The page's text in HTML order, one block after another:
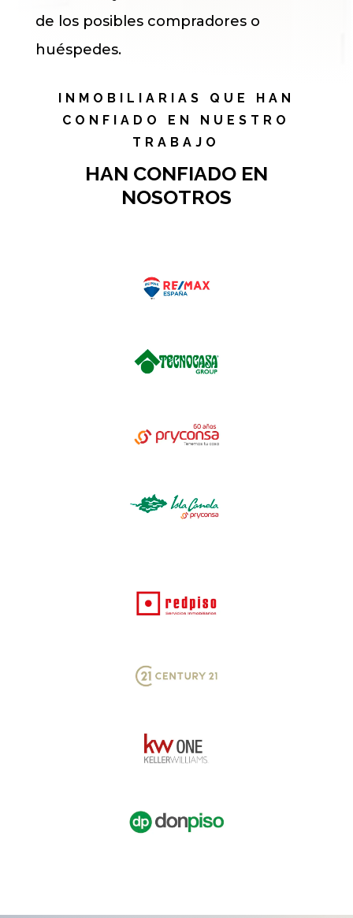
de los posibles compradores o
huéspedes.
INMOBILIARIAS QUE HAN
CONFIADO EN NUESTRO
TRABAJO
HAN CONFIADO EN
NOSOTROS